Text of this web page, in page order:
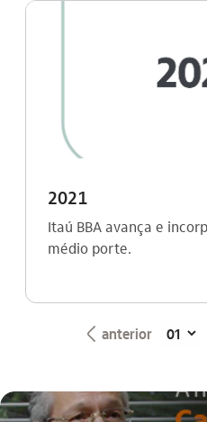
2021
Itaú BBA avança e
médio porte.
seta_esquerda anterior